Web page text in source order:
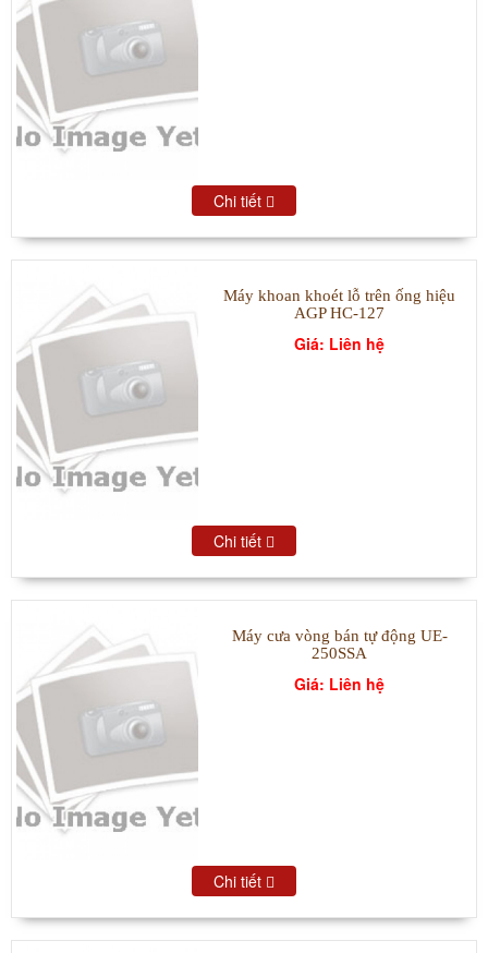
Chi tiết
Máy khoan khoét lỗ trên ống hiệu
AGP HC-127
Giá: Liên hệ
Chi tiết
Máy cưa vòng bán tự động UE-
250SSA
Giá: Liên hệ
Chi tiết